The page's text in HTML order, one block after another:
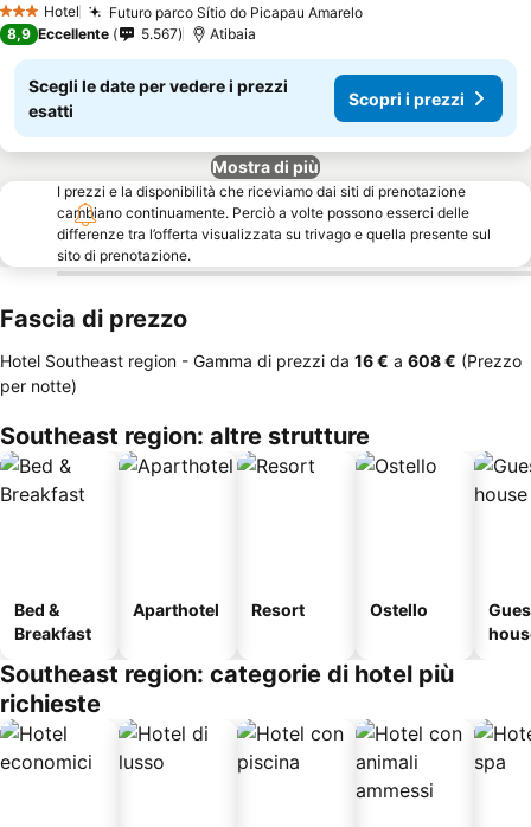
3 StelleHotel Futuro parco Sítio do Picapau Amarelo
8,9 Eccellente 5.567 Atibaia
Scegli le date per vedere i prezzi
esatti
Scopri i prezzi
Mostra di più
I prezzi e la disponibilità che riceviamo dai siti di prenotazione
cambiano continuamente. Perciò a volte possono esserci delle
differenze tra l’offerta visualizzata su trivago e quella presente sul
sito di prenotazione.
Fascia di prezzo
Hotel Southeast region - Gamma di prezzi da ‎16 € a ‎608 € (Prezzo
per notte)
Southeast region: altre strutture
Bed &
Breakfast
Aparthotel Resort Ostello
Southeast region: categorie di hotel più
richieste